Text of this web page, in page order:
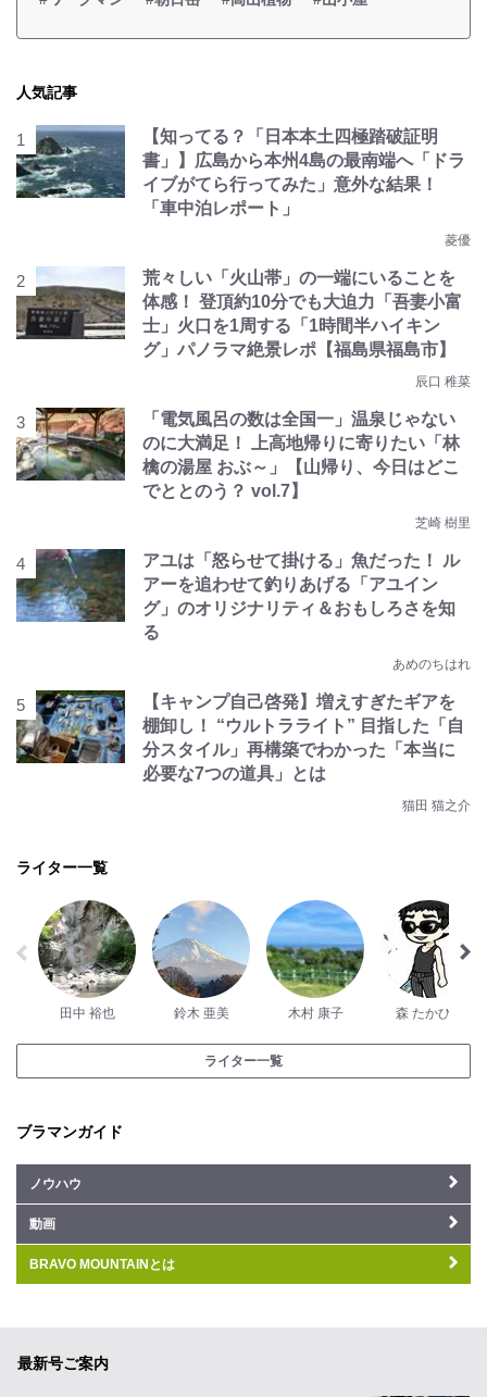
人気記事
【知ってる？「日本本土四極踏破証明
書」】広島から本州4島の最南端へ「ドラ
イブがてら行ってみた」意外な結果！
「車中泊レポート」
菱優
荒々しい「火山帯」の一端にいることを
体感！ 登頂約10分でも大迫力「吾妻小富
士」火口を1周する「1時間半ハイキン
グ」パノラマ絶景レポ【福島県福島市】
辰口 稚菜
「電気風呂の数は全国一」温泉じゃない
のに大満足！ 上高地帰りに寄りたい「林
檎の湯屋 おぶ～」【山帰り、今日はどこ
でととのう？ vol.7】
芝崎 樹里
アユは「怒らせて掛ける」魚だった！ ル
アーを追わせて釣りあげる「アユイン
グ」のオリジナリティ＆おもしろさを知
る
あめのちはれ
【キャンプ自己啓発】増えすぎたギアを
棚卸し！ “ウルトラライト” 目指した「自
分スタイル」再構築でわかった「本当に
必要な7つの道具」とは
猫田 猫之介
ライター一覧
田中 裕也 鈴木 亜美 木村 康子 森 たかひろ
ライター一覧
ブラマンガイド
ノウハウ
動画
BRAVO MOUNTAINとは
最新号ご案内